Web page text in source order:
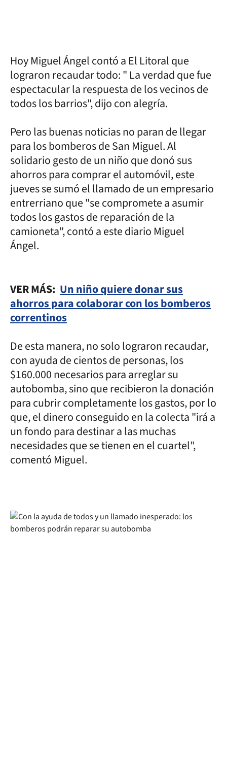
Hoy Miguel Ángel contó a El Litoral que
lograron recaudar todo: " La verdad que fue
espectacular la respuesta de los vecinos de
todos los barrios", dijo con alegría.
Pero las buenas noticias no paran de llegar
para los bomberos de San Miguel. Al
solidario gesto de un niño que donó sus
ahorros para comprar el automóvil, este
jueves se sumó el llamado de un empresario
entrerriano que "se compromete a asumir
todos los gastos de reparación de la
camioneta", contó a este diario Miguel
Ángel.
VER MÁS: Un niño quiere donar sus
ahorros para colaborar con los bomberos
correntinos
De esta manera, no solo lograron recaudar,
con ayuda de cientos de personas, los
$160.000 necesarios para arreglar su
autobomba, sino que recibieron la donación
para cubrir completamente los gastos, por lo
que, el dinero conseguido en la colecta "irá a
un fondo para destinar a las muchas
necesidades que se tienen en el cuartel",
comentó Miguel.